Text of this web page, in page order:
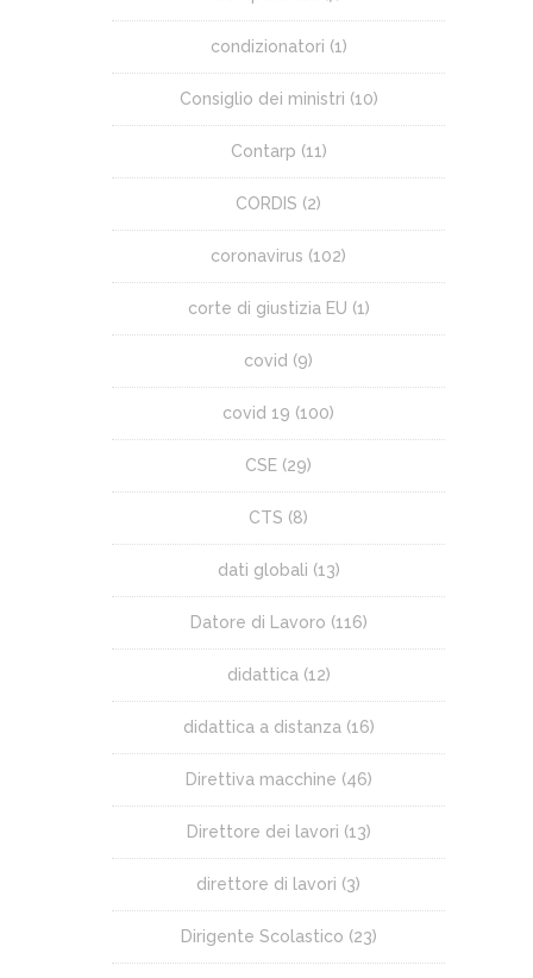
condizionatori (1)
Consiglio dei ministri (10)
Contarp (11)
CORDIS (2)
coronavirus (102)
corte di giustizia EU (1)
covid (9)
covid 19 (100)
CSE (29)
CTS (8)
dati globali (13)
Datore di Lavoro (116)
didattica (12)
didattica a distanza (16)
Direttiva macchine (46)
Direttore dei lavori (13)
direttore di lavori (3)
Dirigente Scolastico (23)